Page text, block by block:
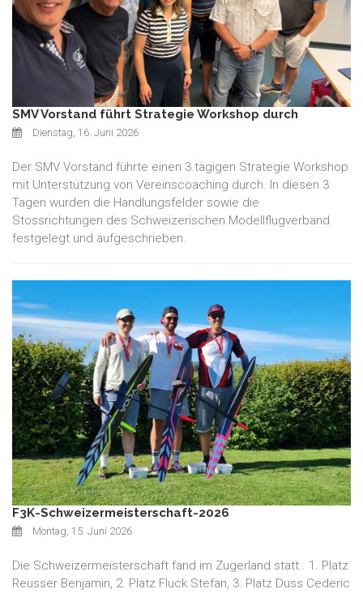
SMV Vorstand führt Strategie Workshop durch
Dienstag, 16. Juni 2026
Der SMV Vorstand führte einen 3 tägigen Strategie Workshop
mit Unterstützung von Vereinscoaching durch. In diesen 3
Tagen wurden die Handlungsfelder sowie die
Stossrichtungen des Schweizerischen Modellflugverband
festgelegt und aufgeschrieben.
F3K-Schweizermeisterschaft-2026
Montag, 15. Juni 2026
Die Schweizermeisterschaft fand im Zugerland statt.. 1. Platz
Reusser Benjamin, 2. Platz Fluck Stefan, 3. Platz Duss Cederic